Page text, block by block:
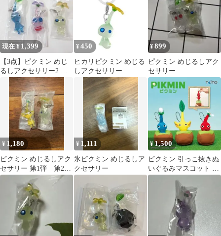
現在 ¥ 1,399
【3点】ピクミン めじ
るしアクセサリー2 ガ
チャ
¥ 450
ヒカリピクミン めじる
しアクセサリー
¥899
ピクミン めじるしアク
セサリー
¥ 1,180
ピクミン めじるしアク
セサリー 第1弾 第2
弾 黄、ヒカリピクミ
ン 2点 ガチャ
¥ 1,111
氷ピクミン めじるしア
クセサリー
¥1,500
ピクミン 引っこ抜きぬ
いぐるみマスコット 3
種セット